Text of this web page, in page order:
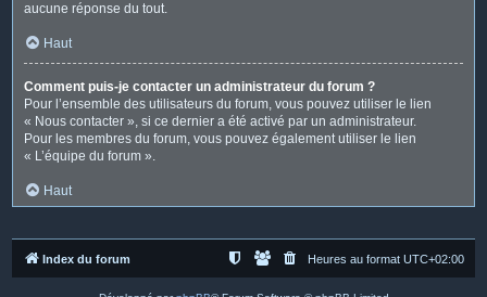
aucune réponse du tout.
Haut
Comment puis-je contacter un administrateur du forum ?
Pour l’ensemble des utilisateurs du forum, vous pouvez utiliser le lien
« Nous contacter », si ce dernier a été activé par un administrateur.
Pour les membres du forum, vous pouvez également utiliser le lien
« L’équipe du forum ».
Haut
Index du forum Heures au format UTC+02:00